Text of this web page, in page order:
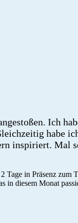
Ich
habe
inspiriert. Mal
Tage in Präsenz zum
in diesem Monat